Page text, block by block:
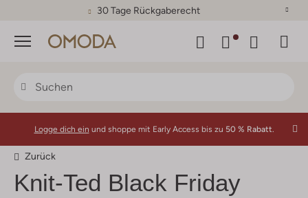
30 Tage Rückgaberecht
Menü
Logge dich ein und shoppe mit Early Access bis zu 50 % Rabatt.
Zurück
Knit-Ted Black Friday